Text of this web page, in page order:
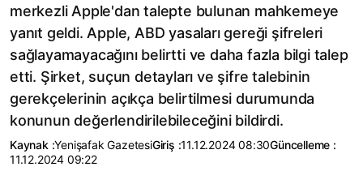
merkezli Apple'dan talepte bulunan mahkemeye
yanıt geldi. Apple, ABD yasaları gereği şifreleri
sağlayamayacağını belirtti ve daha fazla bilgi talep
etti. Şirket, suçun detayları ve şifre talebinin
gerekçelerinin açıkça belirtilmesi durumunda
konunun değerlendirilebileceğini bildirdi.
Kaynak :Yenişafak GazetesiGiriş :11.12.2024 08:30Güncelleme :
11.12.2024 09:22